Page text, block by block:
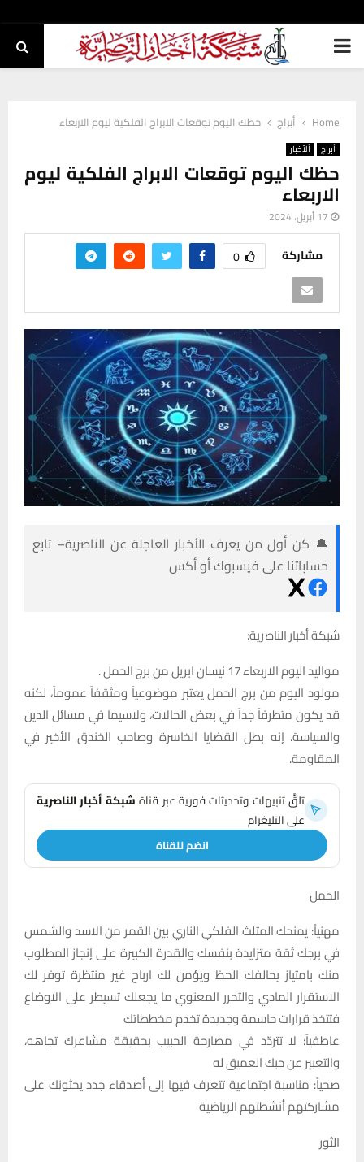
PRIMARY
Home أبراج حظك اليوم توقعات الابراج الفلكية ليوم الاربعاء
أبراج ألأخبار
حظك اليوم توقعات الابراج الفلكية ليوم
الاربعاء
17 أبريل، 2024
مشاركة 0
🔔 كن أول من يعرف الأخبار العاجلة عن الناصرية– تابع
حساباتنا على فيسبوك أو أكس
شبكة أخبار الناصرية:
مواليد اليوم الاربعاء 17 نيسان ابريل من برج الحمل .
مولود اليوم من برج الحمل يعتبر موضوعياً ومثقفاً عموماً، لكنه
قد يكون متطرفاً جداً في بعض الحالات، ولاسيما في مسائل الدين
والسياسة. إنه بطل القضايا الخاسرة وصاحب الخندق الأخير في
المقاومة.
تلقَّ تنبيهات وتحديثات فورية عبر قناةشبكة أخبار الناصرية
على التليغرام
انضم للقناة
الحمل
مهنياً: يمنحك المثلث الفلكي الناري بين القمر من الاسد والشمس
في برجك ثقة متزايدة بنفسك والقدرة الكبيرة على إنجاز المطلوب
منك بامتياز يحالفك الحظ ويؤمن لك ارباح غير منتظرة توفر لك
الاستقرار المادي والتحرر المعنوي ما يجعلك تسيطر على الاوضاع
فتتخذ قرارات حاسمة وجديدة تخدم مخططاتك
عاطفياً: لا تتردّد في مصارحة الحبيب بحقيقة مشاعرك تجاهه،
والتعبير عن حبك العميق له
صحياً: مناسبة اجتماعية تتعرف فيها إلى أصدقاء جدد يحثونك على
مشاركتهم أنشطتهم الرياضية
الثور